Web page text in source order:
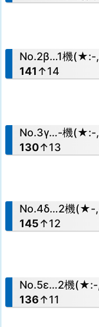
No.2β…1機(★:-
141 ↑14
No.3γ…-機(★:-
130↑13
No.4δ…2機(★-
145↑12
No.5ε…2機(★:-
136↑11